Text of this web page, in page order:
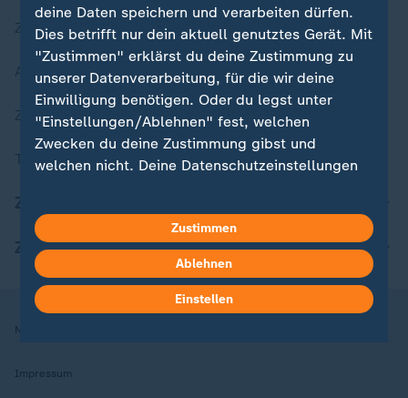
Zuletzt veröffentlicht
Aktuelle Sendungs-Videos
ZDFheute Stories
Themen im Überblick
ZDFheute Apps
Nutzungsbedingungen
Impressum
deine Daten speichern und verarbeiten dürfen.
Dies betrifft nur dein aktuell genutztes Gerät. Mit
"Zustimmen" erklärst du deine Zustimmung zu
unserer Datenverarbeitung, für die wir deine
Einwilligung benötigen. Oder du legst unter
"Einstellungen/Ablehnen" fest, welchen
Zwecken du deine Zustimmung gibst und
welchen nicht. Deine Datenschutzeinstellungen
Hier findest du das Impressum.
Weitere Informationen findest du in unserer
Datenschutzerklärung.
Zustimmen
Ablehnen
Einstellen